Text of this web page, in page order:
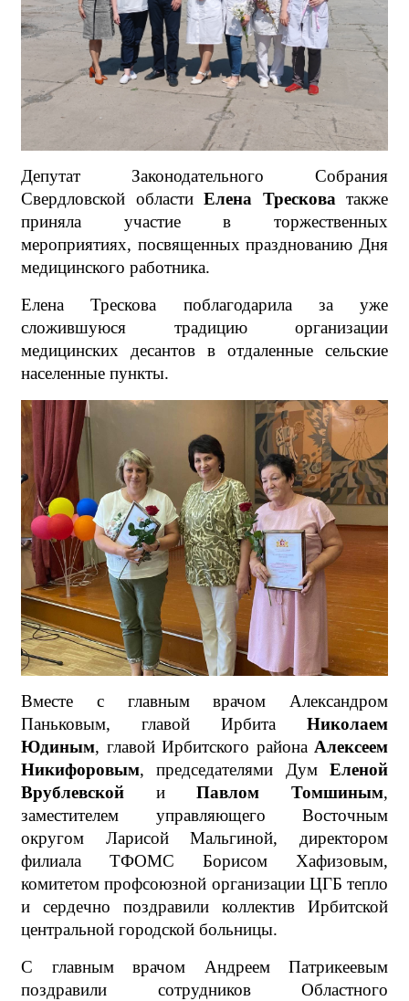
Депутат Законодательного Собрания
Свердловской области Елена Тресковатакже
приняла участие в торжественных
мероприятиях, посвященных празднованию Дня
медицинского работника.
Елена Трескова поблагодарила за уже
сложившуюся традицию организации
медицинских десантов в отдаленные сельские
населенные пункты.
Вместе с главным врачом Александром
Паньковым, главой Ирбита Николаем
Юдиным, главой Ирбитского района Алексеем
Никифоровым, председателями Дум Еленой
Врублевской иПавлом Томшиным,
заместителем управляющего Восточным
округом Ларисой Мальгиной, директором
филиала ТФОМС Борисом Хафизовым,
комитетом профсоюзной организации ЦГБ тепло
и сердечно поздравили коллектив Ирбитской
центральной городской больницы.
С главным врачом Андреем Патрикеевым
поздравили сотрудниковОбластного